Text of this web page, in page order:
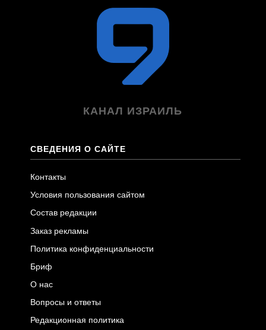
КАНАЛ ИЗРАИЛЬ
СВЕДЕНИЯ О САЙТЕ
Контакты
Условия пользования сайтом
Состав редакции
Заказ рекламы
Политика конфиденциальности
Бриф
О нас
Вопросы и ответы
Редакционная политика